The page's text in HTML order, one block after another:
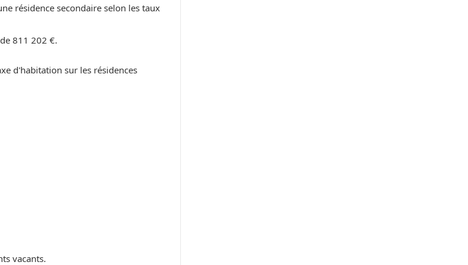
résidence secondaire selon les taux
811 202 €.
d'habitation sur les résidences
vacants.